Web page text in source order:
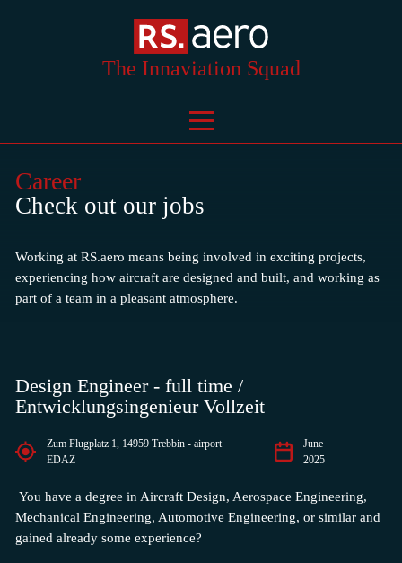
The Innaviation Squad
Check out our jobs
Career
Working at RS.aero means being involved in exciting projects,
experiencing how aircraft are designed and built, and working as
part of a team in a pleasant atmosphere.
Design Engineer - full time /
Entwicklungsingenieur Vollzeit
Zum Flugplatz 1, 14959 Trebbin - airport
EDAZ
June
2025
You have a degree in Aircraft Design, Aerospace Engineering,
Mechanical Engineering, Automotive Engineering, or similar and
gained already some experience?